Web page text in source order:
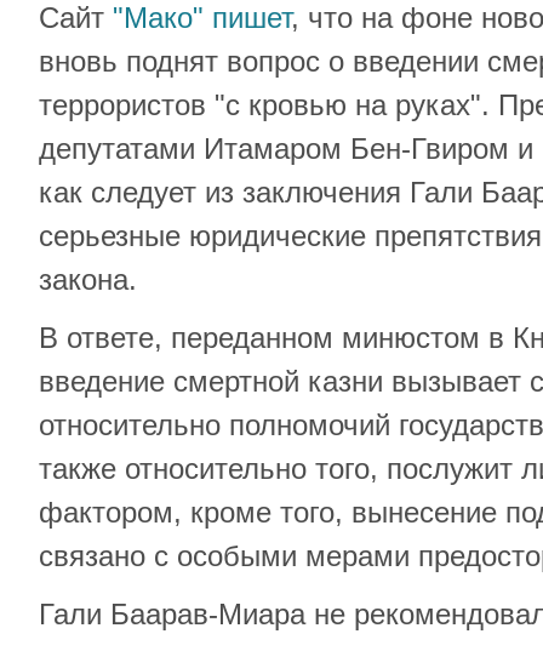
Сайт "Мако" пишет, что на фоне
вновь поднят вопрос о введении
террористов "с кровью на руках".
депутатами Итамаром Бен-Гвиром
как следует из заключения Гали
серьезные юридические
закона.
В ответе, переданном минюстом в
введение смертной казни вызывает
относительно полномочий
также относительно того,
фактором, кроме того, вынесение
связано с особыми мерами
Гали Баарав-Миара не